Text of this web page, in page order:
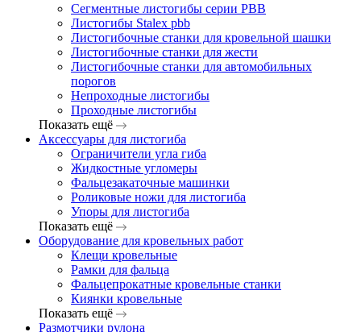
Сегментные листогибы серии PBB
Листогибы Stalex pbb
Листогибочные станки для кровельной шашки
Листогибочные станки для жести
Листогибочные станки для автомобильных
порогов
Непроходные листогибы
Проходные листогибы
Показать ещё
Аксессуары для листогиба
Ограничители угла гиба
Жидкостные угломеры
Фальцезакаточные машинки
Роликовые ножи для листогиба
Упоры для листогиба
Показать ещё
Оборудование для кровельных работ
Клещи кровельные
Рамки для фальца
Фальцепрокатные кровельные станки
Киянки кровельные
Показать ещё
Размотчики рулона